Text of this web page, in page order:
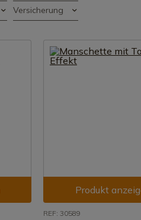
Versicherung
Produkt
REF: 30589